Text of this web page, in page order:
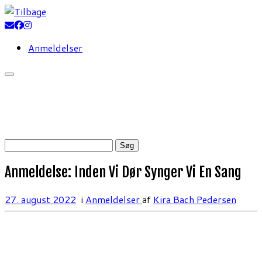
Fortsæt
til
Anmeldelser
Søg
Anmeldelse: Inden Vi Dør Synger Vi En Sang
27. august 2022 i Anmeldelseraf Kira Bach Pedersen